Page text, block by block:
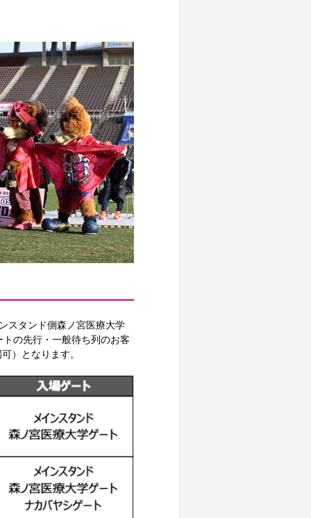
スタンド側森ノ宮医療大学
の先行・一般待ち列のお客
）となります。